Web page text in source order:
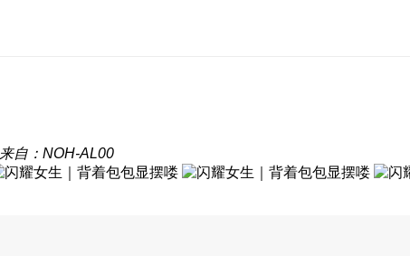
来自：NOH-AL00